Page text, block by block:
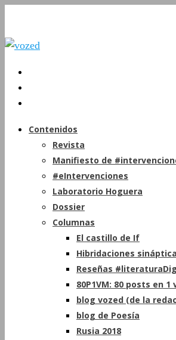
Contenidos
Revista
Manifiesto de
#eIntervenciones
Laboratorio Hoguera
Dossier
Columnas
El castillo de If
Hibridaciones
Reseñas
80P1VM: 80 posts en
blog vozed (de la
blog de Poesía
Rusia 2018